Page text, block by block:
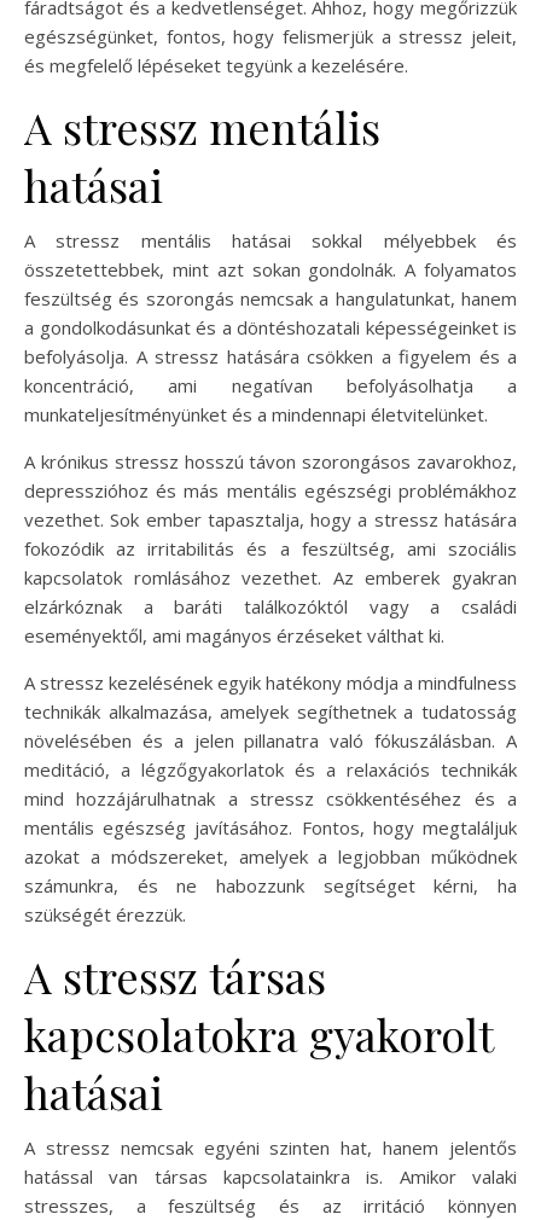
fáradtságot és a kedvetlenséget. Ahhoz, hogy megőrizzük
egészségünket, fontos, hogy felismerjük a stressz jeleit,
és megfelelő lépéseket tegyünk a kezelésére.
A stressz mentális
hatásai
A stressz mentális hatásai sokkal mélyebbek és
összetettebbek, mint azt sokan gondolnák. A folyamatos
feszültség és szorongás nemcsak a hangulatunkat, hanem
a gondolkodásunkat és a döntéshozatali képességeinket is
befolyásolja. A stressz hatására csökken a figyelem és a
koncentráció, ami negatívan befolyásolhatja a
munkateljesítményünket és a mindennapi életvitelünket.
A krónikus stressz hosszú távon szorongásos zavarokhoz,
depresszióhoz és más mentális egészségi problémákhoz
vezethet. Sok ember tapasztalja, hogy a stressz hatására
fokozódik az irritabilitás és a feszültség, ami szociális
kapcsolatok romlásához vezethet. Az emberek gyakran
elzárkóznak a baráti találkozóktól vagy a családi
eseményektől, ami magányos érzéseket válthat ki.
A stressz kezelésének egyik hatékony módja a mindfulness
technikák alkalmazása, amelyek segíthetnek a tudatosság
növelésében és a jelen pillanatra való fókuszálásban. A
meditáció, a légzőgyakorlatok és a relaxációs technikák
mind hozzájárulhatnak a stressz csökkentéséhez és a
mentális egészség javításához. Fontos, hogy megtaláljuk
azokat a módszereket, amelyek a legjobban működnek
számunkra, és ne habozzunk segítséget kérni, ha
szükségét érezzük.
A stressz társas
kapcsolatokra gyakorolt
hatásai
A stressz nemcsak egyéni szinten hat, hanem jelentős
hatással van társas kapcsolatainkra is. Amikor valaki
stresszes, a feszültség és az irritáció könnyen